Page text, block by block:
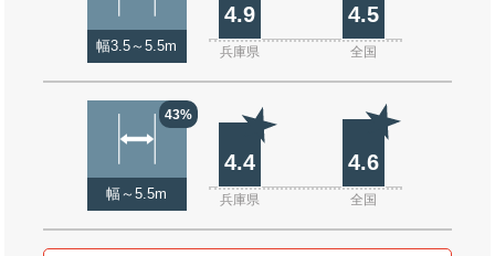
幅3.5～5.5m
4.9 4.5
兵庫県 全国
43%
幅～5.5m
4.4 4.6
兵庫県 全国